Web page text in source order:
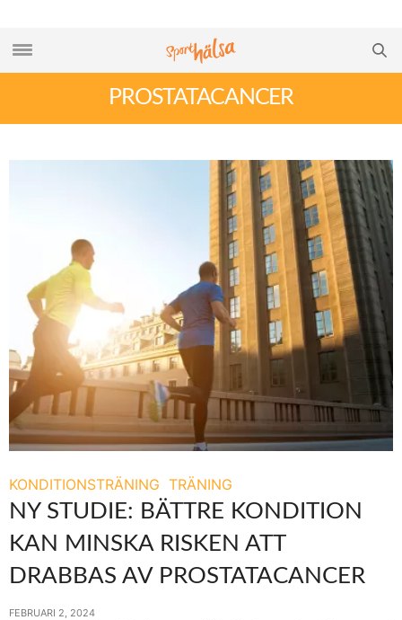
PROSTATACANCER
KONDITIONSTRÄNING TRÄNING
NY STUDIE: BÄTTRE KONDITION
KAN MINSKA RISKEN ATT
DRABBAS AV PROSTATACANCER
FEBRUARI 2, 2024